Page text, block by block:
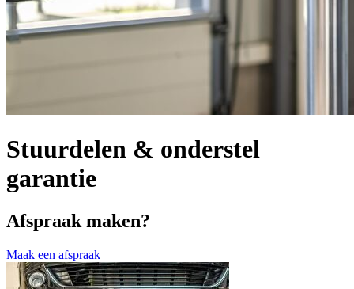
Stuurdelen & onderstel
garantie
Afspraak maken?
Maak een afspraak